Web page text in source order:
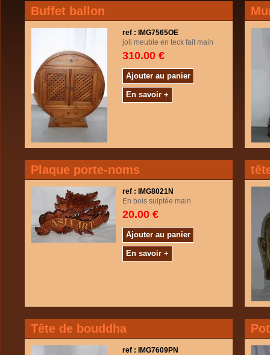
Buffet ballon
ref : IMG7565OE
joli meuble en teck fait main
310.00 €
Ajouter au panier
En savoir +
Plaque porte-noms
ref : IMG8021N
En bois sulptée main
20.00 €
Ajouter au panier
En savoir +
Tête de bouddha
ref : IMG7609PN